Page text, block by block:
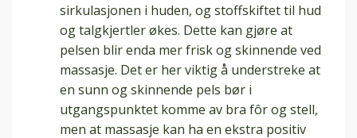
sirkulasjonen i huden, og stoffskiftet til hud
og talgkjertler økes. Dette kan gjøre at
pelsen blir enda mer frisk og skinnende ved
massasje. Det er her viktig å understreke at
en sunn og skinnende pels bør i
utgangspunktet komme av bra fôr og stell,
men at massasje kan ha en ekstra positiv